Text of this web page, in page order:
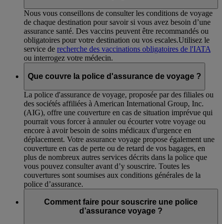
Nous vous conseillons de consulter les conditions de voyage
de chaque destination pour savoir si vous avez besoin d’une
assurance santé. Des vaccins peuvent être recommandés ou
obligatoires pour votre destination ou vos escales.Utilisez le
service de recherche des vaccinations obligatoires de l'IATA
ou interrogez votre médecin.
Que couvre la police d'assurance de voyage ?
La police d'assurance de voyage, proposée par des filiales ou
des sociétés affiliées à American International Group, Inc.
(AIG), offre une couverture en cas de situation imprévue qui
pourrait vous forcer à annuler ou écourter votre voyage ou
encore à avoir besoin de soins médicaux d'urgence en
déplacement. Votre assurance voyage propose également une
couverture en cas de perte ou de retard de vos bagages, en
plus de nombreux autres services décrits dans la police que
vous pouvez consulter avant d’y souscrire. Toutes les
couvertures sont soumises aux conditions générales de la
police d’assurance.
Comment faire pour souscrire une police
d’assurance voyage ?